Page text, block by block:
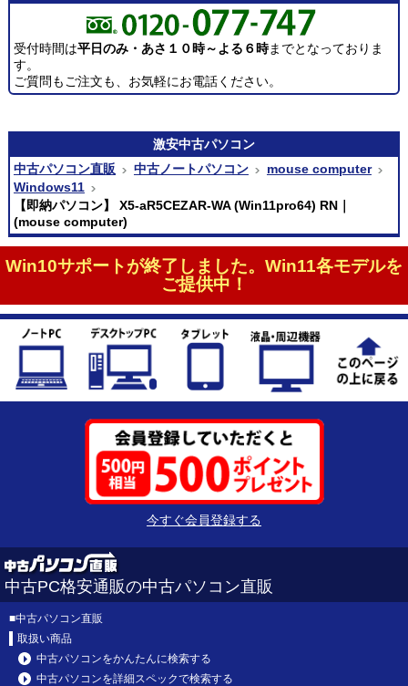
受付時間は平日のみ・あさ１０時～よる６時までとなっておりま
す。
ご質問もご注文も、お気軽にお電話ください。
激安中古パソコン
中古パソコン直販
中古ノートパソコン
mouse computer
Windows11
【即納パソコン】 X5-aR5CEZAR-WA (Win11pro64) RN｜
(mouse computer)
Win10サポートが終了しました。Win11各モデルを
ご提供中！
今すぐ会員登録する
中古PC格安通販の中古パソコン直販
■中古パソコン直販
取扱い商品
中古パソコンをかんたんに検索する
中古パソコンを詳細スペックで検索する